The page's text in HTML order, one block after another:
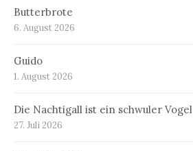
Butterbrote
6. August 2026
Guido
1. August 2026
Die Nachtigall ist ein schwuler Vogel
27. Juli 2026